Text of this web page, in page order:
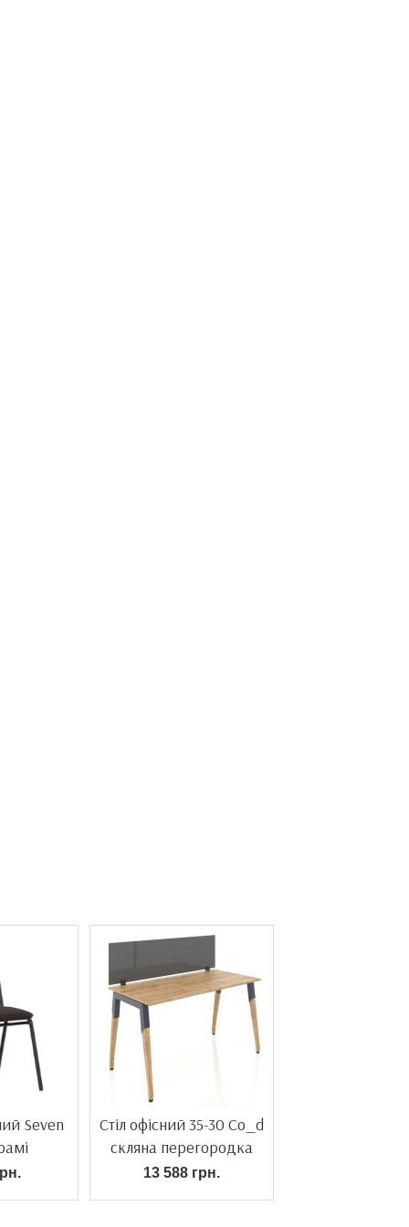
Seven
Стіл офісний 35-30 Co_d
скляна перегородка
13 588 грн.